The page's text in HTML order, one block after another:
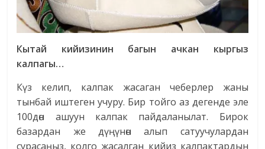
Кытай кийизинин багын ачкан кыргыз
калпагы…
Күз келип, калпак жасаган чеберлер жаны
тынбай иштеген учуру. Бир тойго аз дегенде эле
100дөн ашуун калпак пайдаланылат. Бирок
базардан же дүңүнөн алып сатуучулардан
сурасаңыз, колго жасалган кийиз калпактардын